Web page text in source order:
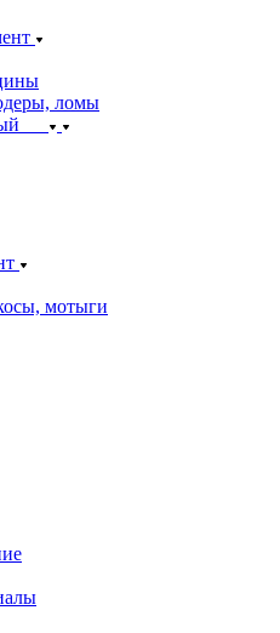
ломы
мотыги